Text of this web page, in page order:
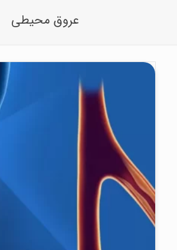
عروق محیطی